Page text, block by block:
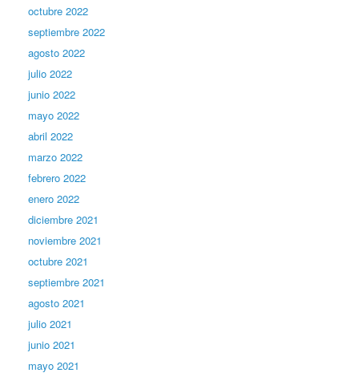
octubre 2022
septiembre 2022
agosto 2022
julio 2022
junio 2022
mayo 2022
abril 2022
marzo 2022
febrero 2022
enero 2022
diciembre 2021
noviembre 2021
octubre 2021
septiembre 2021
agosto 2021
julio 2021
junio 2021
mayo 2021